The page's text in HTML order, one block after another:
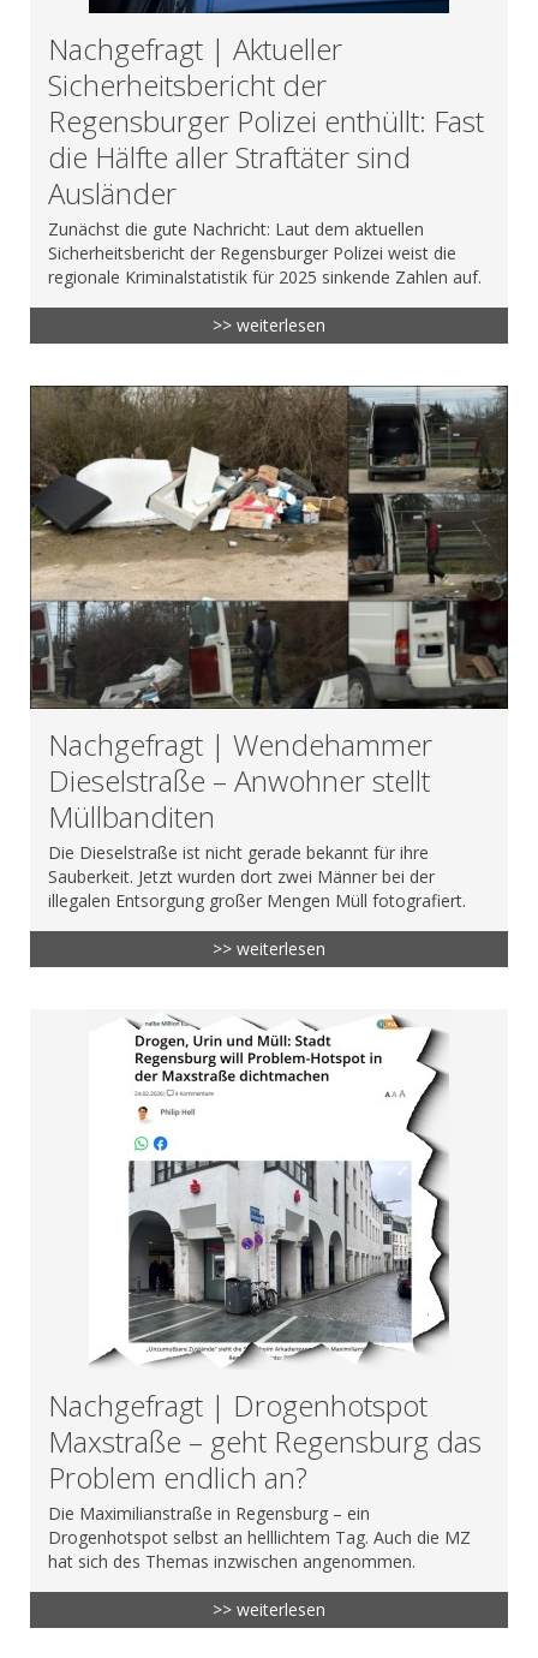
Nachgefragt | Aktueller
Sicherheitsbericht der
Regensburger Polizei enthüllt: Fast
die Hälfte aller Straftäter sind
Ausländer
Zunächst die gute Nachricht: Laut dem aktuellen
Sicherheitsbericht der Regensburger Polizei weist die
regionale Kriminalstatistik für 2025 sinkende Zahlen auf.
>> weiterlesen
Nachgefragt | Wendehammer
Dieselstraße – Anwohner stellt
Müllbanditen
Die Dieselstraße ist nicht gerade bekannt für ihre
Sauberkeit. Jetzt wurden dort zwei Männer bei der
illegalen Entsorgung großer Mengen Müll fotografiert.
>> weiterlesen
Nachgefragt | Drogenhotspot
Maxstraße – geht Regensburg das
Problem endlich an?
Die Maximilianstraße in Regensburg – ein
Drogenhotspot selbst an helllichtem Tag. Auch die MZ
hat sich des Themas inzwischen angenommen.
>> weiterlesen